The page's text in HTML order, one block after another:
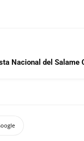
Nacional del Salame